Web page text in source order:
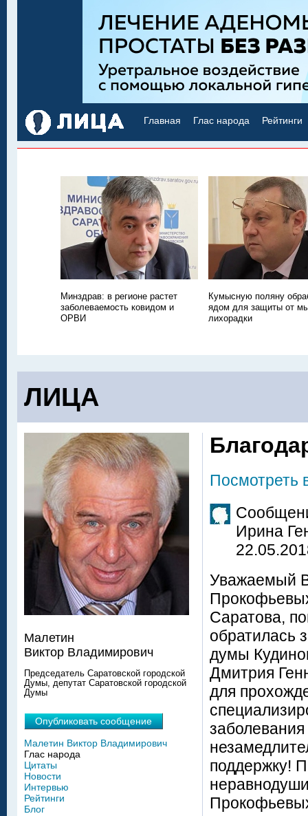
Главная Глас народа Рейтинги
Минздрав: в регионе растет
заболеваемость ковидом и
ОРВИ
Кумысную поляну
ядом для защиты от
лихорадки
ЛИЦА
Посмотреть
Ирина
Уважаемый
Саратова,
обратилась
думы
Дмитрия
для
поддержку!
Малетин
Виктор Владимирович
Председатель Саратовской городской
Думы, депутат Саратовской городской
Думы
Опубликовать сообщение
Малетин Виктор Владимирович
Глас народа
Цитаты
Новости
Интервью
Рейтинги
Блог